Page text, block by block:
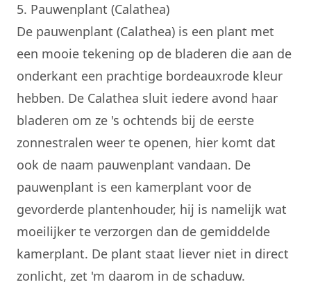
5. Pauwenplant (Calathea)
De pauwenplant (Calathea) is een plant met
een mooie tekening op de bladeren die aan de
onderkant een prachtige bordeauxrode kleur
hebben. De Calathea sluit iedere avond haar
bladeren om ze 's ochtends bij de eerste
zonnestralen weer te openen, hier komt dat
ook de naam pauwenplant vandaan. De
pauwenplant is een kamerplant voor de
gevorderde plantenhouder, hij is namelijk wat
moeilijker te verzorgen dan de gemiddelde
kamerplant. De plant staat liever niet in direct
zonlicht, zet 'm daarom in de schaduw.